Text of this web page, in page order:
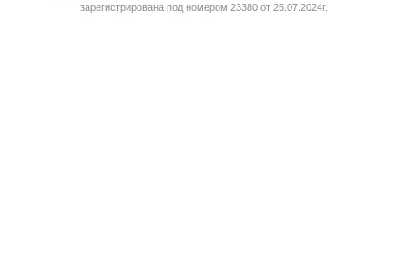
зарегистрирована под номером 23380 от 25.07.2024г.